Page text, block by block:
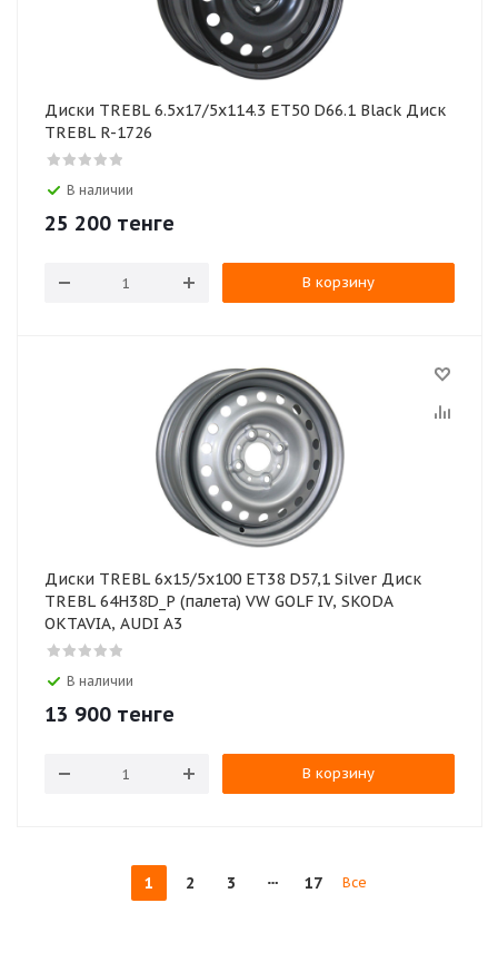
Диски TREBL 6.5x17/5x114.3 ET50 D66.1 Black Диск
TREBL R-1726
В наличии
25 200 тенге
В корзину
Диски TREBL 6х15/5х100 ЕТ38 D57,1 Silver Диск
TREBL 64H38D_P (палета) VW GOLF IV, SKODA
OKTAVIA, AUDI A3
В наличии
13 900 тенге
В корзину
1 2 3 17 Все